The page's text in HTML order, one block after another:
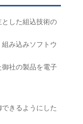
した組込技術の
み込みソフトウ
社の製品を電子
きるようにした